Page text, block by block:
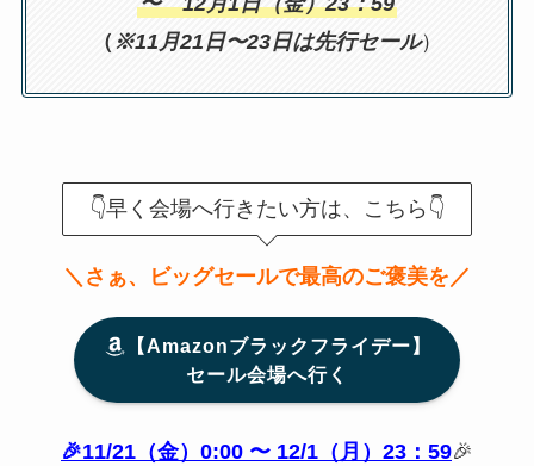
（ ※11月21日〜23日は先行セール）
👇早く会場へ行きたい方は、こちら👇
＼さぁ、ビッグセールで最高のご褒美を／
【Amazonブラックフライデー】
セール会場へ行く
🎉11/21（金）0:00 〜 12/1（月）23：59🎉